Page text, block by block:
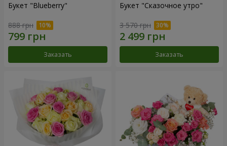
Букет "Blueberry"
888 грн
Заказать
Букет "Сказочное утро"
3 570 грн
Заказать